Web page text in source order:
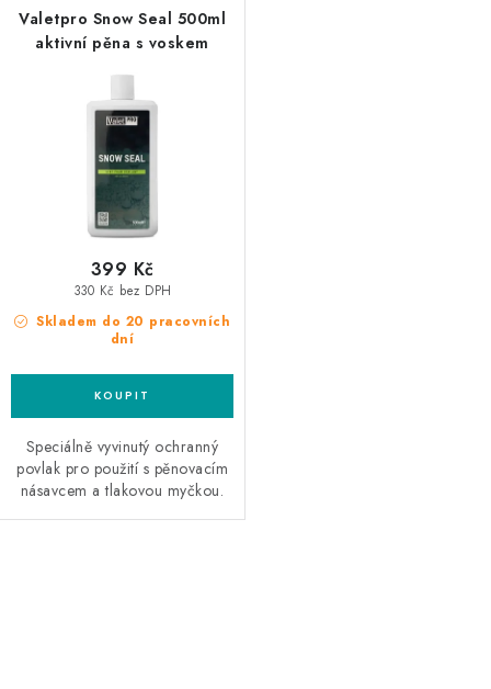
Valetpro Snow Seal 500ml
aktivní pěna s voskem
Skladem do 20 pracovních
dní
330 Kč bez DPH
399 Kč
Speciálně vyvinutý ochranný
povlak pro použití s ​​pěnovacím
násavcem a tlakovou myčkou.